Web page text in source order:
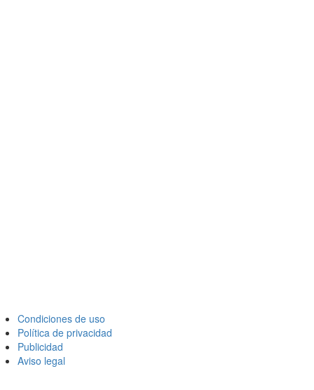
Condiciones de uso
Política de privacidad
Publicidad
Aviso legal